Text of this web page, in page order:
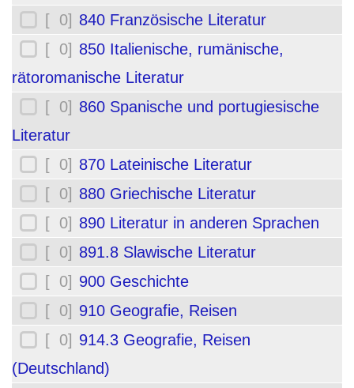
[ 0] 840 Französische Literatur
[ 0] 850 Italienische, rumänische,
rätoromanische Literatur
[ 0] 860 Spanische und portugiesische
Literatur
[ 0] 870 Lateinische Literatur
[ 0] 880 Griechische Literatur
[ 0] 890 Literatur in anderen Sprachen
[ 0] 891.8 Slawische Literatur
[ 0] 900 Geschichte
[ 0] 910 Geografie, Reisen
[ 0] 914.3 Geografie, Reisen
(Deutschland)